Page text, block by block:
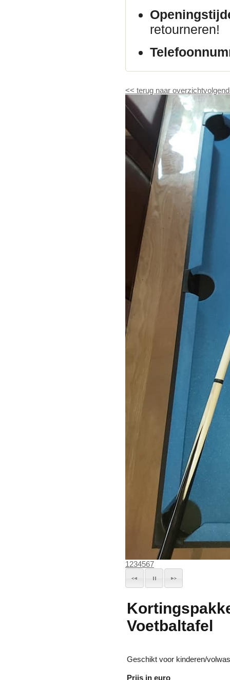
retourneren!
<< terug naar overzicht
1234567
Voetbaltafel
Geschikt voor kinderen/
Prijs in euro